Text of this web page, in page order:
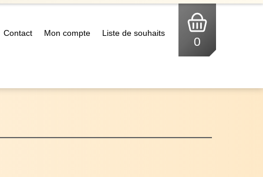
Contact Mon compte Liste de souhaits
0